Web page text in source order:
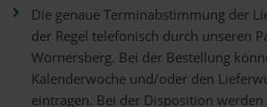
Die genaue Terminabstimmung der
der Regel telefonisch durch unseren
Wörnersberg. Bei der Bestellung
Kalenderwoche und/oder den
eintragen. Bei der Disposition